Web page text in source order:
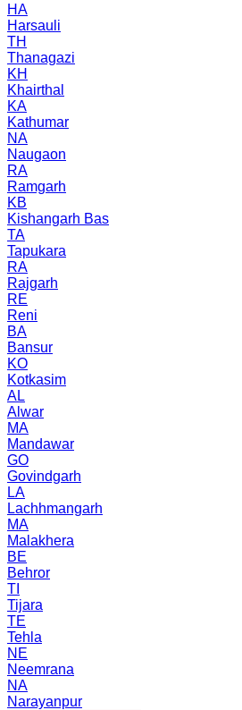
HA
Harsauli
TH
Thanagazi
KH
Khairthal
KA
Kathumar
NA
Naugaon
RA
Ramgarh
KB
Kishangarh Bas
TA
Tapukara
RA
Rajgarh
RE
Reni
BA
Bansur
KO
Kotkasim
AL
Alwar
MA
Mandawar
GO
Govindgarh
LA
Lachhmangarh
MA
Malakhera
BE
Behror
TI
Tijara
TE
Tehla
NE
Neemrana
NA
Narayanpur